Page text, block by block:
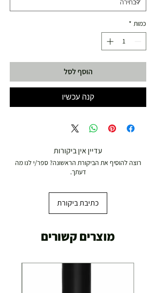
כמות *
הוסף לסל
קנה עכשיו
עדיין אין ביקורות
רוצה להוסיף את הביקורת הראשונה? ספר/י לנו מה
דעתך.
כתיבת ביקורת
מוצרים קשורים